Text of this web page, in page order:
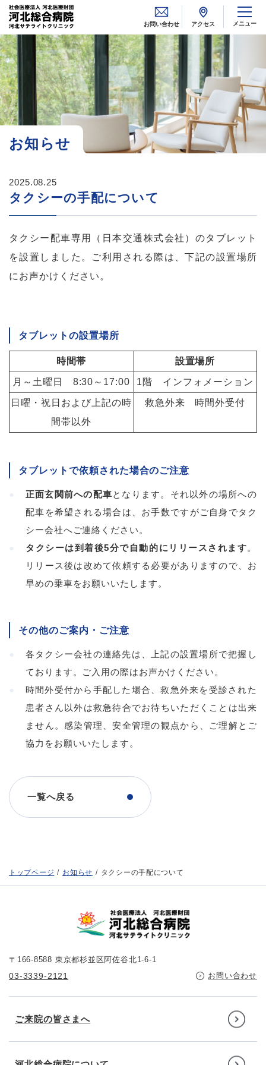
お問い合わせ アクセス メニュー
お知らせ
2025.08.25
タクシーの手配について
タクシー配車専用（日本交通株式会社）のタブレット
を設置しました。ご利用される際は、下記の設置場所
にお声かけください。
タブレットの設置場所
時間帯 設置場所
月～土曜日 8:30～17:00 1階 インフォメーション
日曜・祝日および上記の時
間帯以外
救急外来 時間外受付
タブレットで依頼された場合のご注意
正面玄関前への配車となります。それ以外の場所への
配車を希望される場合は、お手数ですがご自身でタク
シー会社へご連絡ください。
タクシーは到着後5分で自動的にリリースされます。
リリース後は改めて依頼する必要がありますので、お
早めの乗車をお願いいたします。
その他のご案内・ご注意
各タクシー会社の連絡先は、上記の設置場所で把握し
ております。ご入用の際はお声かけください。
時間外受付から手配した場合、救急外来を受診された
患者さん以外は救急待合でお待ちいただくことは出来
ません。感染管理、安全管理の観点から、ご理解とご
協力をお願いいたします。
一覧へ戻る
トップページ お知らせ タクシーの手配について
〒166-8588 東京都杉並区阿佐谷北1-6-1
03-3339-2121 お問い合わせ
ご来院の皆さまへ